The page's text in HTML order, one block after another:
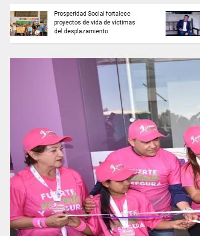
ARTISTAS CON ADRENALINA //
Luis Román Balagay / A lo
hecho pecho